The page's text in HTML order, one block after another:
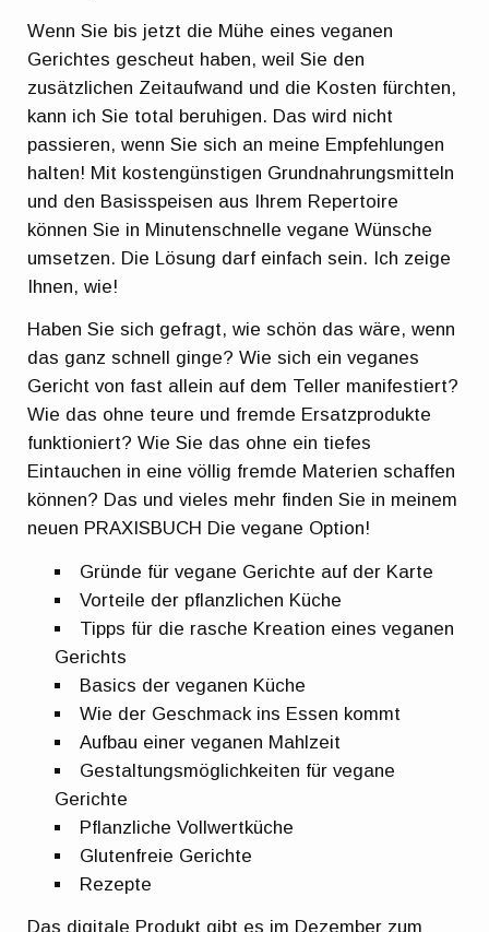
Wenn Sie bis jetzt die Mühe eines veganen
Gerichtes gescheut haben, weil Sie den
zusätzlichen Zeitaufwand und die Kosten fürchten,
kann ich Sie total beruhigen. Das wird nicht
passieren, wenn Sie sich an meine Empfehlungen
halten! Mit kostengünstigen Grundnahrungsmitteln
und den Basisspeisen aus Ihrem Repertoire
können Sie in Minutenschnelle vegane Wünsche
umsetzen. Die Lösung darf einfach sein. Ich zeige
Ihnen, wie!
Haben Sie sich gefragt, wie schön das wäre, wenn
das ganz schnell ginge? Wie sich ein veganes
Gericht von fast allein auf dem Teller manifestiert?
Wie das ohne teure und fremde Ersatzprodukte
funktioniert? Wie Sie das ohne ein tiefes
Eintauchen in eine völlig fremde Materien schaffen
können? Das und vieles mehr finden Sie in meinem
neuen PRAXISBUCH Die vegane Option!
Gründe für vegane Gerichte auf der Karte
Vorteile der pflanzlichen Küche
Tipps für die rasche Kreation eines veganen
Gerichts
Basics der veganen Küche
Wie der Geschmack ins Essen kommt
Aufbau einer veganen Mahlzeit
Gestaltungsmöglichkeiten für vegane
Gerichte
Pflanzliche Vollwertküche
Glutenfreie Gerichte
Rezepte
Das digitale Produkt gibt es im Dezember zum